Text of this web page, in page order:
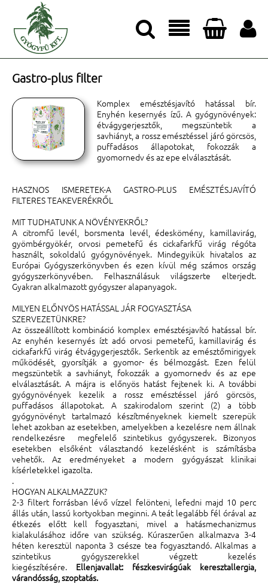




Gastro-plus filter
Komplex emésztésjavító hatással bír.
Enyhén kesernyés ízű. A gyógynövények:
étvágygerjesztők, megszüntetik a
savhiányt, a rossz emésztéssel járó görcsös,
puffadásos állapotokat, fokozzák a
gyomornedv és az epe elválasztását.
HASZNOS ISMERETEK-A GASTRO-PLUS EMÉSZTÉSJAVÍTÓ
FILTERES TEAKEVERÉKRŐL
MIT TUDHATUNK A NÖVÉNYEKRŐL?
A citromfű levél, borsmenta levél, édeskömény, kamillavirág,
gyömbérgyökér, orvosi pemetefű és cickafarkfű virág régóta
használt, sokoldalú gyógynövények. Mindegyikük hivatalos az
Európai Gyógyszerkönyvben és ezen kívül még számos ország
gyógyszerkönyvében. Felhasználásuk világszerte elterjedt.
Gyakran alkalmazott gyógyszer alapanyagok.
MILYEN ELŐNYÖS HATÁSSAL JÁR FOGYASZTÁSA
SZERVEZETÜNKRE?
Az összeállított kombináció komplex emésztésjavító hatással bír.
Az enyhén kesernyés ízt adó orvosi pemetefű, kamillavirág és
cickafarkfű virág étvágygerjesztők. Serkentik az emésztőmirigyek
működését, gyorsítják a gyomor- és bélmozgást. Ezen felül
megszüntetik a savhiányt, fokozzák a gyomornedv és az epe
elválasztását. A májra is előnyös hatást fejtenek ki. A további
gyógynövények kezelik a rossz emésztéssel járó görcsös,
puffadásos állapotokat. A szakirodalom szerint (2) a több
gyógynövényt tartalmazó készítményeknek kiemelt szerepük
lehet azokban az esetekben, amelyekben a kezelésre nem állnak
rendelkezésre megfelelő szintetikus gyógyszerek. Bizonyos
esetekben elsőként választandó kezelésként is számításba
vehetők. Az eredményeket a modern gyógyászat klinikai
kísérletekkel igazolta.
.
HOGYAN ALKALMAZZUK?
2-3 filtert forrásban lévő vízzel felönteni, lefedni majd 10 perc
állás után, lassú kortyokban meginni. A teát legalább fél órával az
étkezés előtt kell fogyasztani, mivel a hatásmechanizmus
kialakulásához időre van szükség. Kúraszerűen alkalmazva 3-4
héten keresztül naponta 3 csésze tea fogyasztandó. Alkalmas a
szintetikus gyógyszerekkel végzett kezelés
kiegészítésére. Ellenjavallat: fészkesvirágúak keresztallergia,
várandósság, szoptatás.